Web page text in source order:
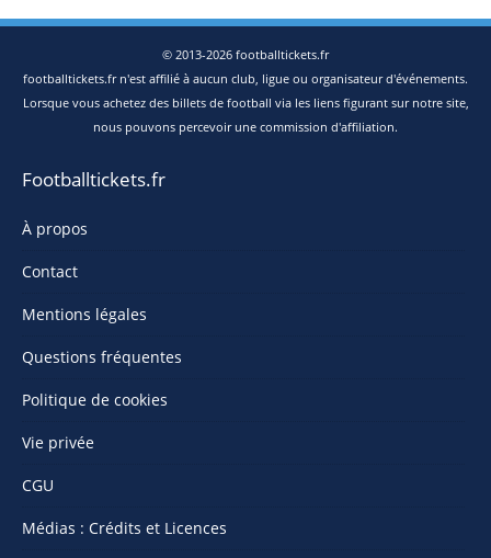
© 2013-2026 footballtickets.fr
footballtickets.fr n'est affilié à aucun club, ligue ou organisateur d'événements.
Lorsque vous achetez des billets de football via les liens figurant sur notre site,
nous pouvons percevoir une commission d'affiliation.
Footballtickets.fr
À propos
Contact
Mentions légales
Questions fréquentes
Politique de cookies
Vie privée
CGU
Médias : Crédits et Licences